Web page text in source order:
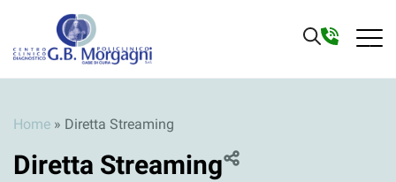
Home » Diretta Streaming
Diretta Streaming